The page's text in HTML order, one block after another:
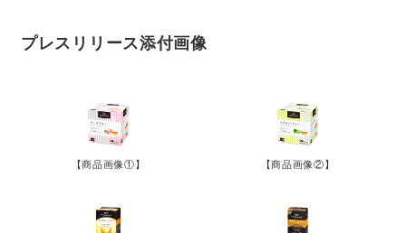
プレスリリース添付画像
【商品画像①】 【商品画像②】